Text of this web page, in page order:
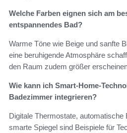
Welche Farben eignen sich am
entspannendes Bad?
Warme Töne wie Beige und sanfte
eine beruhigende Atmosphäre
den Raum zudem größer
Wie kann ich Smart-Home-
Badezimmer integrieren?
Digitale Thermostate,
smarte Spiegel sind Beispiele für